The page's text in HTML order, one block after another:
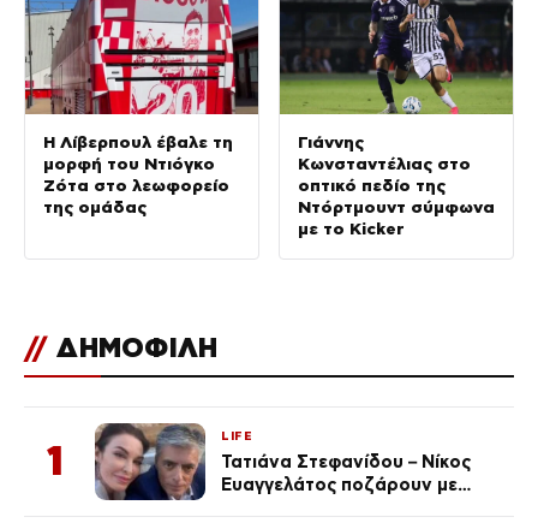
Η Λίβερπουλ έβαλε τη
μορφή του Ντιόγκο
Ζότα στο λεωφορείο
της ομάδας
Γιάννης
Κωνσταντέλιας στο
οπτικό πεδίο της
Ντόρτμουντ σύμφωνα
με το Kicker
// ΔΗΜΟΦΙΛΗ
1
LIFE
Τατιάνα Στεφανίδου – Νίκος
Ευαγγελάτος ποζάρουν με